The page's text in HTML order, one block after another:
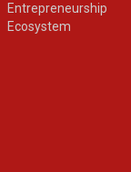
Entrepreneurship
Ecosystem